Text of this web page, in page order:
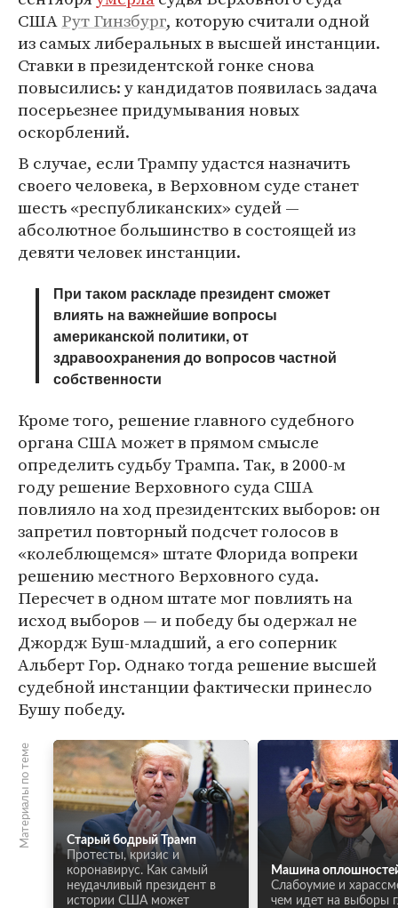
СШАРут Гинзбург, которую считали одной
из самых либеральных в высшей инстанции.
Ставки в президентской гонке снова
повысились: у кандидатов появилась задача
посерьезнее придумывания новых
оскорблений.
В случае, если Трампу удастся назначить
своего человека, в Верховном суде станет
шесть «республиканских» судей —
абсолютное большинство в состоящей из
девяти человек инстанции.
При таком раскладе президент сможет
влиять на важнейшие вопросы
американской политики, от
здравоохранения до вопросов частной
собственности
Кроме того, решение главного судебного
органа США может в прямом смысле
определить судьбу Трампа. Так, в 2000-м
году решение Верховного суда США
повлияло на ход президентских выборов: он
запретил повторный подсчет голосов в
«колеблющемся» штате Флорида вопреки
решению местного Верховного суда.
Пересчет в одном штате мог повлиять на
исход выборов — и победу бы одержал не
Джордж Буш-младший, а его соперник
Альберт Гор. Однако тогда решение высшей
судебной инстанции фактически принесло
Бушу победу.
Материалы по теме
Старый бодрый Трамп
Протесты, кризис и
коронавирус. Как самый
неудачливый президент в
истории США может
Машина
Слабоумие и
чем идет на выборы